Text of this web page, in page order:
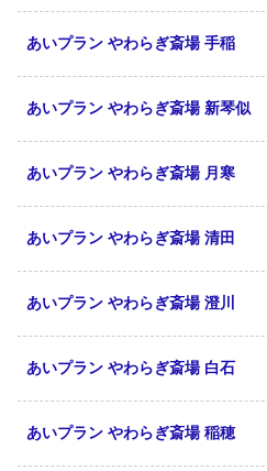
あいプラン やわらぎ斎場 手稲
あいプラン やわらぎ斎場 新琴似
あいプラン やわらぎ斎場 月寒
あいプラン やわらぎ斎場 清田
あいプラン やわらぎ斎場 澄川
あいプラン やわらぎ斎場 白石
あいプラン やわらぎ斎場 稲穂